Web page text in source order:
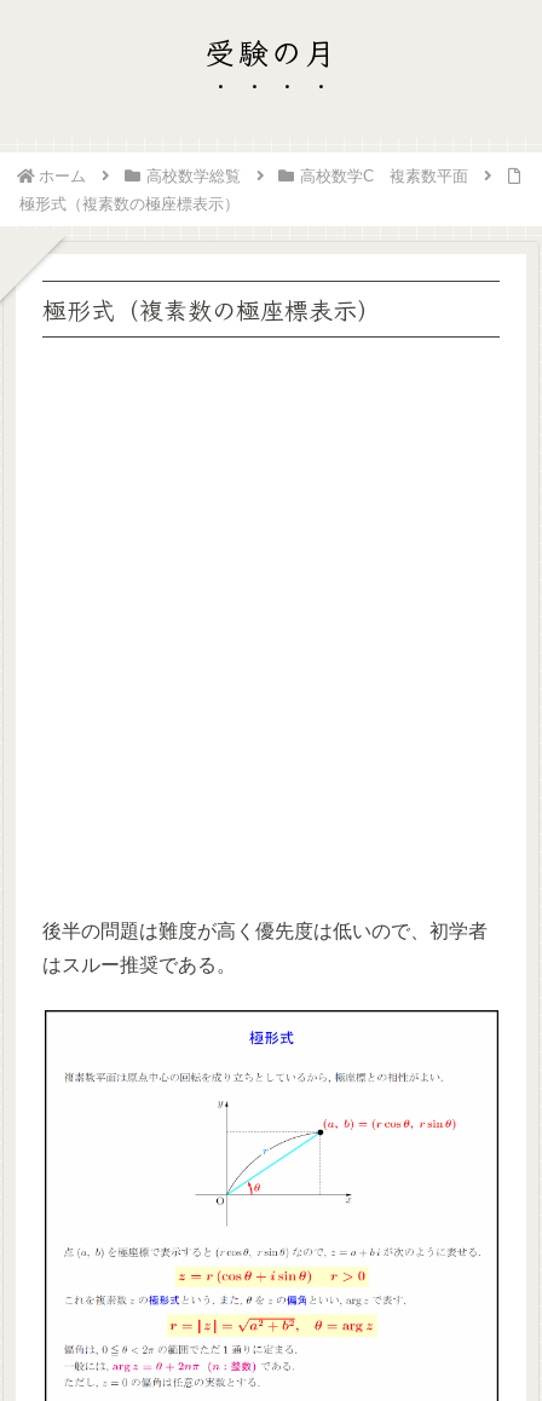
受験の月
ホーム 高校数学総覧
高校数学C 複素数平面
極形式（複素数の極座標表示）
極形式（複素数の極座標表示）
後半の問題は難度が高く優先度は低いので、初学者
はスルー推奨である。